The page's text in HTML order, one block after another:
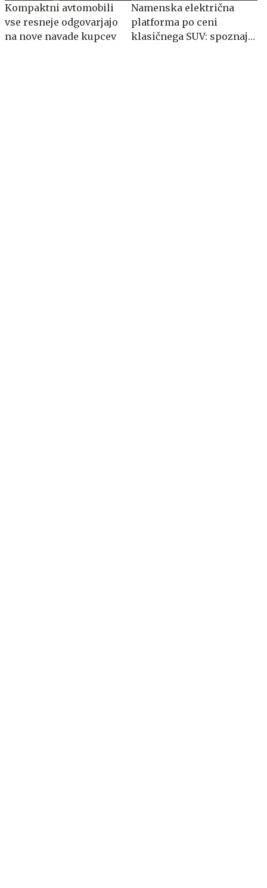
Kompaktni avtomobili
vse resneje odgovarjajo
na nove navade kupcev
Namenska električna
platforma po ceni
klasičnega SUV: spoznajte